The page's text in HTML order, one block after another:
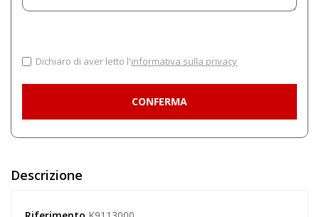
Dichiaro di aver letto l'informativa sulla privacy
Descrizione